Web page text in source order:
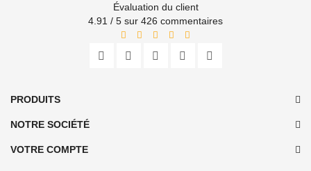
Évaluation du client
4.91 / 5 sur 426 commentaires
PRODUITS
NOTRE SOCIÉTÉ
VOTRE COMPTE